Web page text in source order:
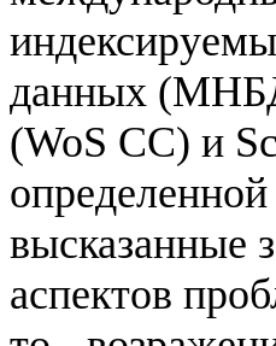
данных
(WoS CC) и
высказанные
аспектов